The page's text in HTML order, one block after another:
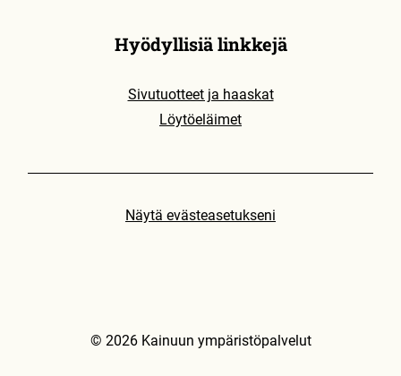
Hyödyllisiä linkkejä
Sivutuotteet ja haaskat
Löytöeläimet
Näytä evästeasetukseni
© 2026 Kainuun ympäristöpalvelut